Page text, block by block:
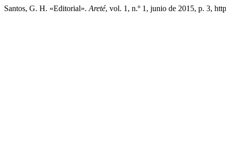
Santos, G. H. «Editorial». Areté, vol. 1, n.º 1, junio de 2015, p. 3,